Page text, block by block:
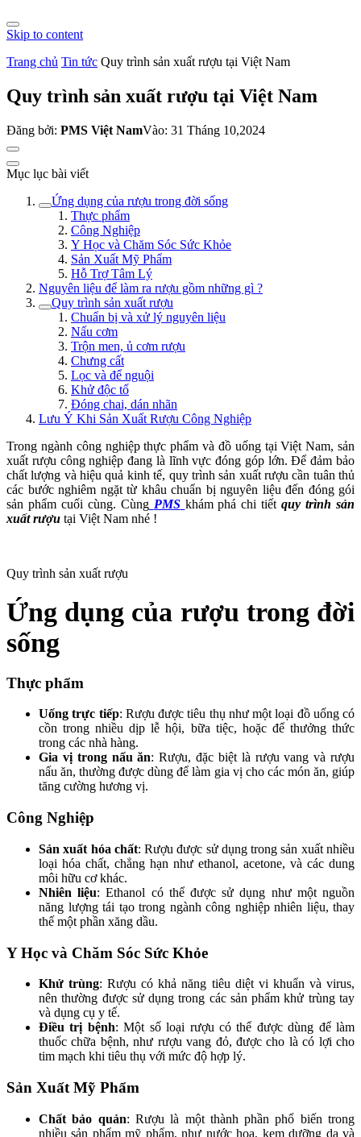
Skip to content
Trang chủ Tin tức Quy trình sản xuất rượu tại Việt Nam
Quy trình sản xuất rượu tại Việt Nam
Đăng bởi: PMS Việt NamVào: 31 Tháng 10,2024
Mục lục bài viết
Ứng dụng của rượu trong đời sống
Thực phẩm
Công Nghiệp
Y Học và Chăm Sóc Sức Khỏe
Sản Xuất Mỹ Phẩm
Hỗ Trợ Tâm Lý
Nguyên liệu để làm ra rượu gồm những gì ?
Quy trình sản xuất rượu
Chuẩn bị và xử lý nguyên liệu
Nấu cơm
Trộn men, ủ cơm rượu
Chưng cất
Lọc và để nguội
Khử độc tố
Đóng chai, dán nhãn
Lưu Ý Khi Sản Xuất Rượu Công Nghiệp
Trong ngành công nghiệp thực phẩm và đồ uống tại Việt Nam, sản
xuất rượu công nghiệp đang là lĩnh vực đóng góp lớn. Để đảm bảo
chất lượng và hiệu quả kinh tế, quy trình sản xuất rượu cần tuân thủ
các bước nghiêm ngặt từ khâu chuẩn bị nguyên liệu đến đóng gói
sản phẩm cuối cùng. Cùng PMS khám phá chi tiếtquy trình sản
xuất rượu tại Việt Nam nhé !
Quy trình sản xuất rượu
Ứng dụng của rượu trong đời
sống
Thực phẩm
Uống trực tiếp: Rượu được tiêu thụ như một loại đồ uống có
cồn trong nhiều dịp lễ hội, bữa tiệc, hoặc để thưởng thức
trong các nhà hàng.
Gia vị trong nấu ăn: Rượu, đặc biệt là rượu vang và rượu
nấu ăn, thường được dùng để làm gia vị cho các món ăn, giúp
tăng cường hương vị.
Công Nghiệp
Sản xuất hóa chất: Rượu được sử dụng trong sản xuất nhiều
loại hóa chất, chẳng hạn như ethanol, acetone, và các dung
môi hữu cơ khác.
Nhiên liệu: Ethanol có thể được sử dụng như một nguồn
năng lượng tái tạo trong ngành công nghiệp nhiên liệu, thay
thế một phần xăng dầu.
Y Học và Chăm Sóc Sức Khỏe
Khử trùng: Rượu có khả năng tiêu diệt vi khuẩn và virus,
nên thường được sử dụng trong các sản phẩm khử trùng tay
và dụng cụ y tế.
Điều trị bệnh: Một số loại rượu có thể được dùng để làm
thuốc chữa bệnh, như rượu vang đỏ, được cho là có lợi cho
tim mạch khi tiêu thụ với mức độ hợp lý.
Sản Xuất Mỹ Phẩm
Chất bảo quản: Rượu là một thành phần phổ biến trong
nhiều sản phẩm mỹ phẩm, như nước hoa, kem dưỡng da và